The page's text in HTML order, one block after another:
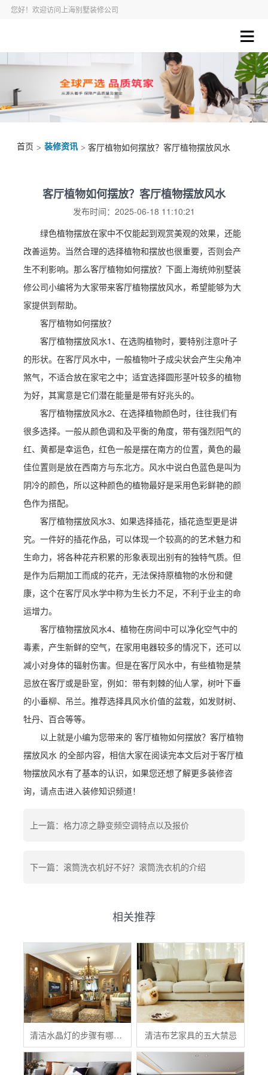
您好！欢迎访问上海别墅装修公司
首页 > 装修资讯 > 客厅植物如何摆放？客厅植物摆放风水
客厅植物如何摆放？客厅植物摆放风水
发布时间：2025-06-18 11:10:21
绿色植物摆放在家中不仅能起到观赏美观的效果，还能
改善运势。当然合理的选择植物和摆放也很重要，否则会产
生不利影响。那么客厅植物如何摆放？下面上海统帅别墅装
修公司小编将为大家带来客厅植物摆放风水，希望能够为大
家提供到帮助。
客厅植物如何摆放？
客厅植物摆放风水1、在选购植物时，要特别注意叶子
的形状。在客厅风水中，一般植物叶子成尖状会产生尖角冲
煞气，不适合放在家宅之中；适宜选择圆形茎叶较多的植物
为好，其寓意是它们潜在能量是带有好兆头的。
客厅植物摆放风水2、在选择植物颜色时，往往我们有
很多选择。一般从颜色调和及平衡的角度，带有强烈阳气的
红、黄都是幸运色，红色一般是摆在南方的位置，黄色的最
佳位置则是放在西南方与东北方。风水中说白色蓝色是叫为
阴冷的颜色，所以这种颜色的植物最好是采用色彩鲜艳的颜
色作为搭配。
客厅植物摆放风水3、如果选择插花，插花造型更是讲
究。一件好的插花作品，可以体现一个较高的的艺术魅力和
生命力，将各种花卉积累的形象表现出别有的独特气质。但
是作为后期加工而成的花卉，无法保持原植物的水份和健
康，这个在客厅风水学中称为生长力不足，不利于业主的命
运增力。
客厅植物摆放风水4、植物在房间中可以净化空气中的
毒素，产生新鲜的空气，在家用电器较多的情况下，还可以
减小对身体的辐射伤害。但是在客厅风水中，有些植物是禁
忌放在客厅或是卧室，例如：带有刺棘的仙人掌，树叶下垂
的小垂柳、吊兰。推荐选择具风水价值的盆栽，如发财树、
牡丹、百合等等。
以上就是小编为您带来的 客厅植物如何摆放？客厅植物
摆放风水 的全部内容，相信大家在阅读完本文后对于客厅植
物摆放风水有了基本的认识，如果您还想了解更多装修咨
询，请点击进入装修知识频道！
上一篇：格力凉之静变频空调特点以及报价
下一篇：滚筒洗衣机好不好？滚筒洗衣机的介绍
相关推荐
清洁水晶灯的步骤有哪些？ 清洁布艺家具的五大禁忌